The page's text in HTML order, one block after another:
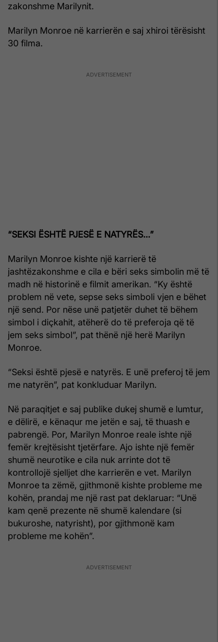
zakonshme Marilynit.
Marilyn Monroe në karrierën e saj xhiroi tërësisht
30 filma.
“SEKSI ËSHTË PJESË E NATYRËS…”
Marilyn Monroe kishte një karrierë të
jashtëzakonshme e cila e bëri seks simbolin më të
madh në historinë e filmit amerikan. “Ky është
problem në vete, sepse seks simboli vjen e bëhet
një send. Por nëse unë patjetër duhet të bëhem
simbol i diçkahit, atëherë do të preferoja që të
jem seks simbol”, pat thënë një herë Marilyn
Monroe.
“Seksi është pjesë e natyrës. E unë preferoj të jem
me natyrën”, pat konkluduar Marilyn.
Në paraqitjet e saj publike dukej shumë e lumtur,
e dëlirë, e kënaqur me jetën e saj, të thuash e
pabrengë. Por, Marilyn Monroe reale ishte një
femër krejtësisht tjetërfare. Ajo ishte një femër
shumë neurotike e cila nuk arrinte dot të
kontrollojë sjelljet dhe karrierën e vet. Marilyn
Monroe ta zëmë, gjithmonë kishte probleme me
kohën, prandaj me një rast pat deklaruar: “Unë
kam qenë prezente në shumë kalendare (si
bukuroshe, natyrisht), por gjithmonë kam
probleme me kohën”.